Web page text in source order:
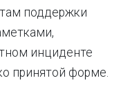
поддержки
инциденте
принятой форме.